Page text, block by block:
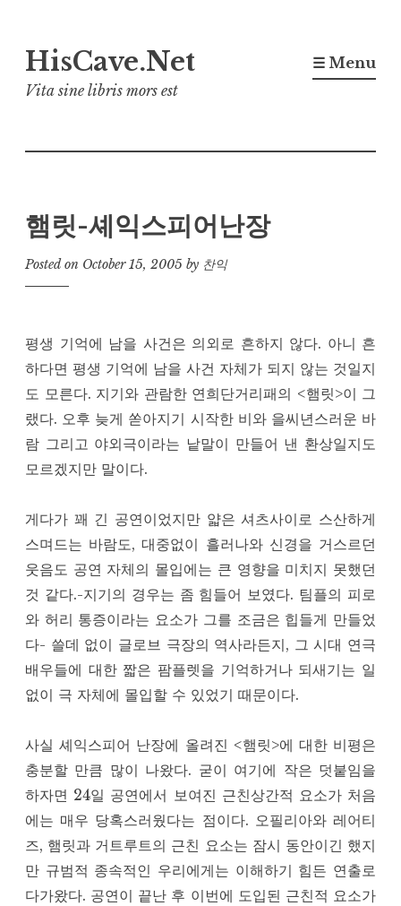
to
content
HisCave.Net
Vita sine libris mors est
☰ Menu
햄릿-셰익스피어난장
Posted on October 15, 2005 by 찬익
평생 기억에 남을 사건은 의외로 흔하지 않다. 아니 흔
하다면 평생 기억에 남을 사건 자체가 되지 않는 것일지
도 모른다. 지기와 관람한 연희단거리패의 <햄릿>이 그
랬다. 오후 늦게 쏟아지기 시작한 비와 을씨년스러운 바
람 그리고 야외극이라는 낱말이 만들어 낸 환상일지도
모르겠지만 말이다.
게다가 꽤 긴 공연이었지만 얇은 셔츠사이로 스산하게
스며드는 바람도, 대중없이 흘러나와 신경을 거스르던
웃음도 공연 자체의 몰입에는 큰 영향을 미치지 못했던
것 같다.-지기의 경우는 좀 힘들어 보였다. 팀플의 피로
와 허리 통증이라는 요소가 그를 조금은 힙들게 만들었
다- 쓸데 없이 글로브 극장의 역사라든지, 그 시대 연극
배우들에 대한 짧은 팜플렛을 기억하거나 되새기는 일
없이 극 자체에 몰입할 수 있었기 때문이다.
사실 셰익스피어 난장에 올려진 <햄릿>에 대한 비평은
충분할 만큼 많이 나왔다. 굳이 여기에 작은 덧붙임을
하자면 24일 공연에서 보여진 근친상간적 요소가 처음
에는 매우 당혹스러웠다는 점이다. 오필리아와 레어티
즈, 햄릿과 거트루트의 근친 요소는 잠시 동안이긴 했지
만 규범적 종속적인 우리에게는 이해하기 힘든 연출로
다가왔다. 공연이 끝난 후 이번에 도입된 근친적 요소가